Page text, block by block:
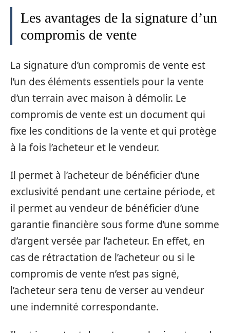
Les avantages de la signature d’un
compromis de vente
La signature d’un compromis de vente est
l’un des éléments essentiels pour la vente
d’un terrain avec maison à démolir. Le
compromis de vente est un document qui
fixe les conditions de la vente et qui protège
à la fois l’acheteur et le vendeur.
Il permet à l’acheteur de bénéficier d’une
exclusivité pendant une certaine période, et
il permet au vendeur de bénéficier d’une
garantie financière sous forme d’une somme
d’argent versée par l’acheteur. En effet, en
cas de rétractation de l’acheteur ou si le
compromis de vente n’est pas signé,
l’acheteur sera tenu de verser au vendeur
une indemnité correspondante.